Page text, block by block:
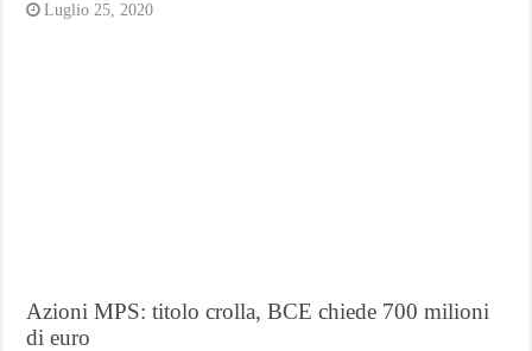
Luglio 25, 2020
Azioni MPS: titolo crolla, BCE chiede 700 milioni
di euro